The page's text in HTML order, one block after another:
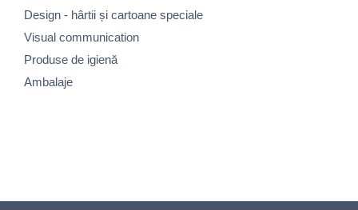
Design - hârtii și cartoane speciale
Visual communication
Produse de igienă
Ambalaje